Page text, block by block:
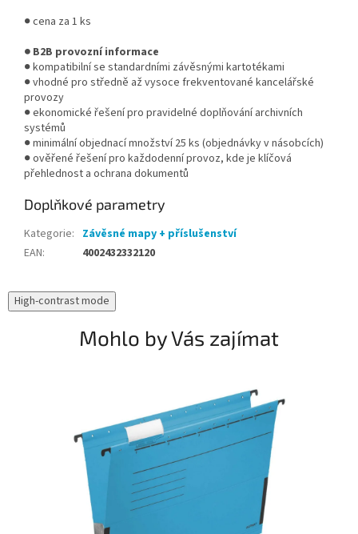
● cena za 1 ks
● B2B provozní informace
● kompatibilní se standardními závěsnými kartotékami
● vhodné pro středně až vysoce frekventované kancelářské
provozy
● ekonomické řešení pro pravidelné doplňování archivních
systémů
● minimální objednací množství 25 ks (objednávky v násobcích)
● ověřené řešení pro každodenní provoz, kde je klíčová
přehlednost a ochrana dokumentů
Doplňkové parametry
Kategorie: Závěsné mapy + příslušenství
EAN: 4002432332120
High-contrast mode
Mohlo by Vás zajímat